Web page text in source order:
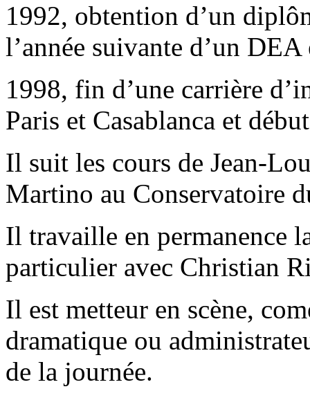
1992, obtention d’un
l’année suivante d’un
1998, fin d’une carrière
Paris et Casablanca et
Il suit les cours de Jean-
Martino au Conservatoire
Il travaille en permanence
particulier avec Christian
Il est metteur en scène,
dramatique ou
de la journée.